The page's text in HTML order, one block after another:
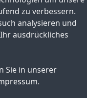
zu verbessern.
analysieren und
ausdrückliches
Sie in unserer
.